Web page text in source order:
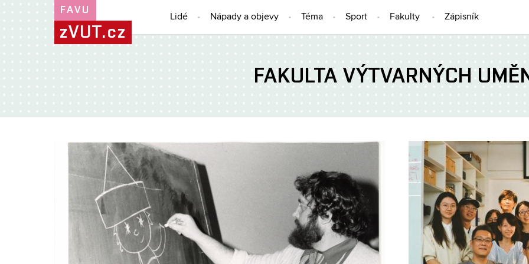
FAVU
zVUT.cz
Lidé Nápady a objevy Téma Sport Fakulty Zápisník
FAKULTA VÝTVARNÝCH